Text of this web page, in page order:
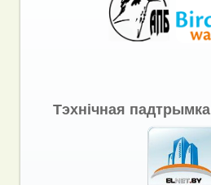
Тэхнічная падтрымка